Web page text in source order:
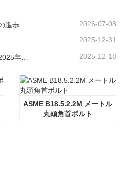
経営基盤を強化し、品質主導の進歩を目指す | 当社は2026年四大マネジメントシステムのクロージングミーティングを開催 2026-07-08
2025-12-31
2025-12-18
ASME B18.5.2.2M メートル
丸頭角首ボルト